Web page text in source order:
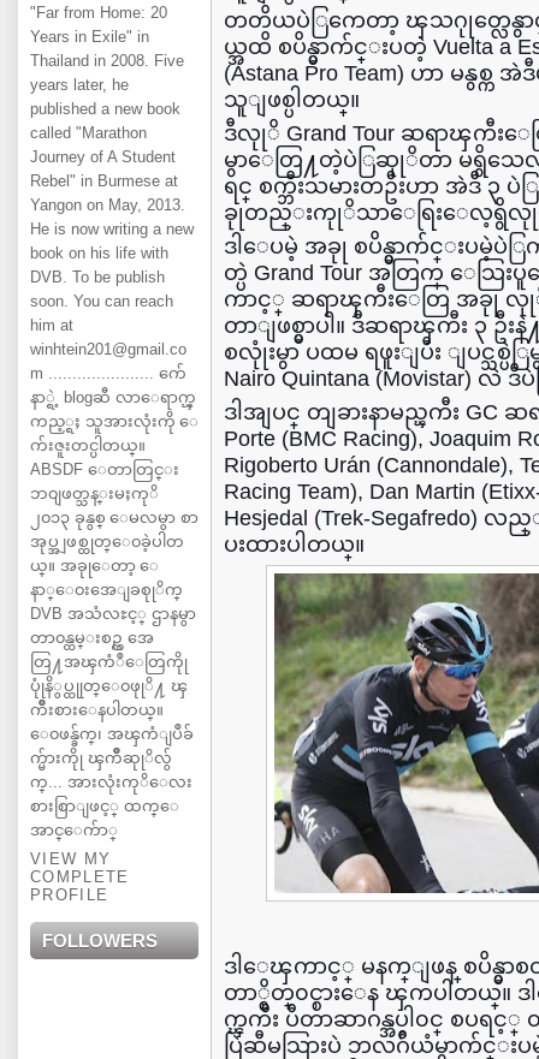
"Far from Home: 20
Years in Exile" in
Thailand in 2008. Five
years later, he
published a new book
called "Marathon
Journey of A Student
Rebel" in Burmese at
Yangon on May, 2013.
He is now writing a new
book on his life with
DVB. To be publish
soon. You can reach
him at
winhtein201@gmail.co
m ...................... က်ေ
နာ္ရဲ့ blogဆီ လာေရာက္ၾ
ကည့္ရႈ သူအားလုံးကို ေ
က်းဇူးတင္ပါတယ္။
ABSDF ေတာတြင္း
ဘ၀ျဖတ္သန္းမႈကုိ
၂၀၁၃ ခုနွစ္ ေမလမွာ စာ
အုပ္အျဖစ္ထုတ္ေ၀ခဲ့ပါတ
ယ္။ အခုုေတာ့ ေ
နာ္ေ၀းအေျခစုုိက္
DVB အသံလႊင့္ ဌာနမွာ
တာ၀န္ထမ္းစဥ္က အေ
တြ႔အၾကံဳေတြကိုု
ပုုံနိွပ္ထုုတ္ေ၀ဖုုိ႔ ၾ
ကိဳးစားေနပါတယ္။
ေ၀ဖန္ခ်က္၊ အၾကံျပဳခ်
က္မ်ားကိုု ၾကိဳဆုုိလ်ွ
က္... အားလုံးကုိေလး
စားစြာျဖင့္ ထက္ေ
အာင္ေက်ာ္
VIEW MY
COMPLETE
PROFILE
FOLLOWERS
တတိယပဲြကေတာ့ ၾသဂုုတ္လေနွာ
ယ္အထိ စပိန္မွာက်င္းပတဲ့ Vuelta a
(Astana Pro Team) ဟာ မနွစ္က
သူျဖစ္ပါတယ္။
ဒီလုုိ Grand Tour ဆရာၾကီး
မွာေတြ႔တဲ့ပဲြဆုုိတာ မရွိသေ
ရင္ စက္ဘီးသမားတဦးဟာ အဲဒီ
ခုုတည္းကုုိသာေရြးေလ့ရွိလုုိ႔
ဒါေပမဲ့ အခုု စပိန္မွာက်င္းပမဲ့ပဲ
တ္ပဲ Grand Tour အတြက္ ေသ
ကာင့္ ဆရာၾကီးေတြ အခုု
တာျဖစ္မွာပါ။ ဒီဆရာၾကီး ၃ ဦ
စလုုံးမွာ ပထမ ရဖူးျပီး ျပင္သစ္
Nairo Quintana (Movistar) လဲ
ဒါအျပင္ တျခားနာမည္ၾကီး GC
Porte (BMC Racing), Joaquim
Rigoberto Urán (Cannondale),
Racing Team), Dan Martin
Hesjedal (Trek-Segafredo)
ပးထားပါတယ္။
ဒါေၾကာင့္ မနက္ျဖန္ စပိန္မွာ
တာ္စိတ္၀င္စားေန ၾကပါတယ္
က္ၾကီး ပီတာဆာဂန္အပါ၀င္ စပရ
ပြဲဆီမသြားပဲ ဘလဂ်ီယံမွာက်င္းပ